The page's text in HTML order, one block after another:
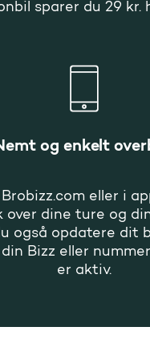
sparer du 29 kr.
og enkelt
eller i
over dine ture og
også opdatere dit
Bizz eller
er aktiv.